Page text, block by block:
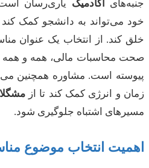
آکادمیکیاری‌رسان است،
می‌تواند به دانشجو کمک کند تا
کند. از انتخاب یک عنوان مناسب و
محاسبات مالی، همه و همه
است. مشاوره همچنین
و انرژی کمک کند تا ازمشگلات
اشتباه جلوگیری شود.
انتخاب موضوع